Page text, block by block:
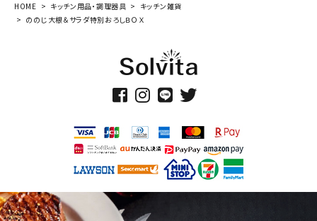
HOME キッチン用品・調理器具
キッチン雑貨
ののじ大根＆サラダ特別おろしＢＯＸ